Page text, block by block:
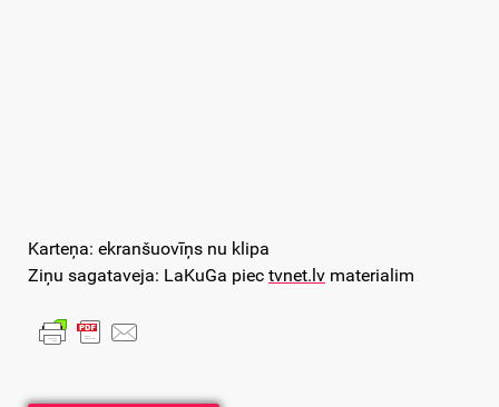
Karteņa: ekranšuovīņs nu klipa
Ziņu sagataveja: LaKuGa piec tvnet.lv materialim